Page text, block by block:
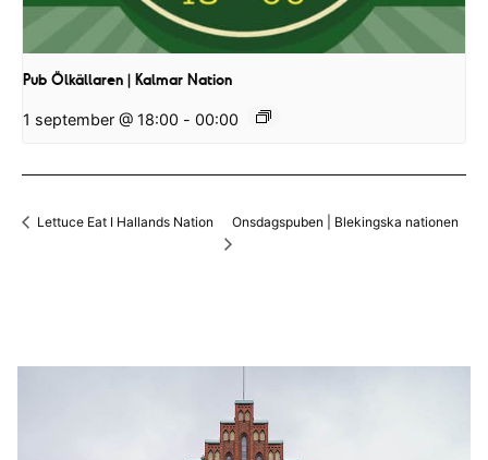
Pub Ölkällaren | Kalmar Nation
1 september @ 18:00 - 00:00
Lettuce Eat I Hallands Nation Onsdagspuben | Blekingska nationen